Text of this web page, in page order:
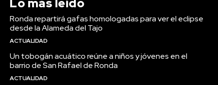
Lo más leído
Ronda repartirá gafas homologadas para ver el eclipse
desde la Alameda del Tajo
ACTUALIDAD
Un tobogán acuático reúne a niños y jóvenes en el
barrio de San Rafael de Ronda
ACTUALIDAD